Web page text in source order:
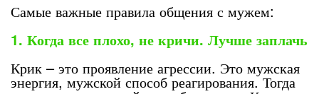
Самые важные правила общения с мужем:
1. Когда все плохо, не кричи. Лучше заплачь
Крик – это проявление агрессии. Это мужская
энергия, мужской способ реагирования. Тогда